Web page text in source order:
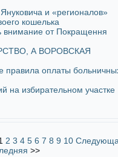
и «регионалов»
кошелька
внимание от Покращення
А ВОРОВСКАЯ
правила оплаты
на избирательном участке
2 3 4 5 6 7 8 9 10
>>